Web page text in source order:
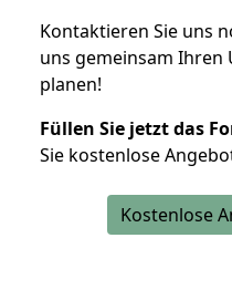
Kontaktieren Sie uns
uns gemeinsam Ihren
planen!
Füllen Sie jetzt das
Sie kostenlose
Kostenlose